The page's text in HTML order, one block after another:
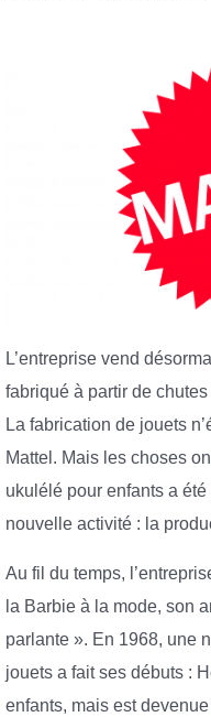
L’entreprise vend
fabriqué à partir de
La fabrication de jouets
Mattel. Mais les choses
ukulélé pour enfants a
nouvelle activité : la
Au fil du temps,
la Barbie à la mode, son
parlante ». En 1968, une
jouets a fait ses débuts :
enfants, mais est